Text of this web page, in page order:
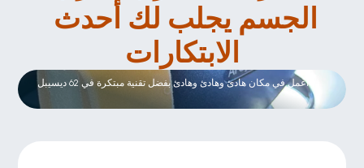
الابتكارات
Leise wie nie zuvor
اعمل في مكان هادئ وهادئ وهادئ بفضل تقنية مبتكرة في 62 ديسيبل